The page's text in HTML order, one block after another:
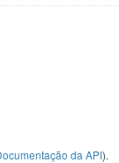
da API).